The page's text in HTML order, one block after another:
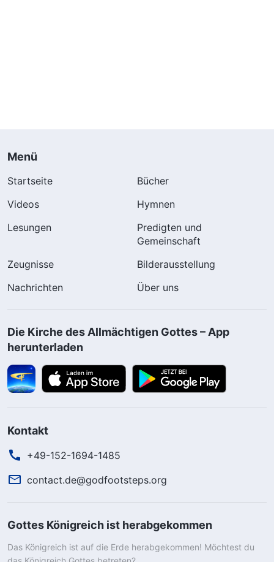
Menü
Startseite
Bücher
Videos
Hymnen
Lesungen
Predigten und
Gemeinschaft
Zeugnisse
Bilderausstellung
Nachrichten
Über uns
Die Kirche des Allmächtigen Gottes – App
herunterladen
Kontakt
+49-152-1694-1485
contact.de@godfootsteps.org
Gottes Königreich ist herabgekommen
Das Königreich ist auf die Erde herabgekommen! Möchtest du